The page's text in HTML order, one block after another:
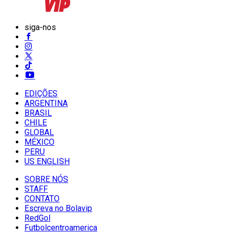
siga-nos
EDIÇÕES
ARGENTINA
BRASIL
CHILE
GLOBAL
MÉXICO
PERU
US ENGLISH
SOBRE NÓS
STAFF
CONTATO
Escreva no Bolavip
RedGol
Futbolcentroamerica